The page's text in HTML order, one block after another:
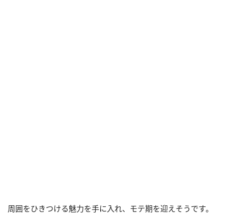
周囲をひきつける魅力を手に入れ、モテ期を迎えそうです。